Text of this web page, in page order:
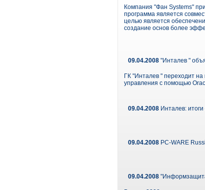
Компания "Фан Systems"
программа является
целью является
создание основ более
09.04.2008 "Инталев "
ГК "Инталев " переходит
управления с помощью
09.04.2008 Инталев:
09.04.2008 PC-WARE
09.04.2008